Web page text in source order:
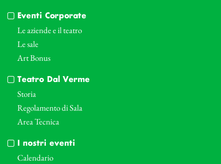
Eventi Corporate
Le aziende e il teatro
Le sale
Art Bonus
Teatro Dal Verme
Storia
Regolamento di Sala
Area Tecnica
I nostri eventi
Calendario